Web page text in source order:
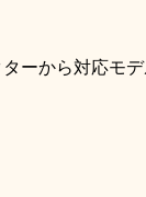
ーから対応モデ